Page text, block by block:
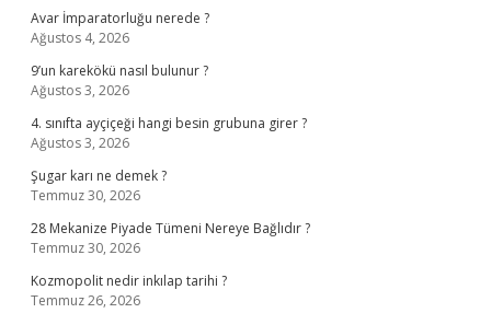
Avar İmparatorluğu nerede ?
Ağustos 4, 2026
9’un karekökü nasıl bulunur ?
Ağustos 3, 2026
4. sınıfta ayçiçeği hangi besin grubuna girer ?
Ağustos 3, 2026
Şugar karı ne demek ?
Temmuz 30, 2026
28 Mekanize Piyade Tümeni Nereye Bağlıdır ?
Temmuz 30, 2026
Kozmopolit nedir inkılap tarihi ?
Temmuz 26, 2026